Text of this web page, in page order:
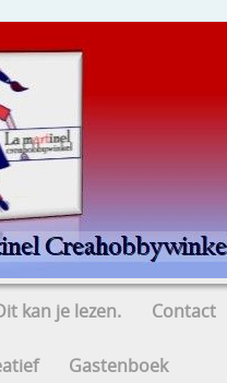
kan je lezen. Contact
Gastenboek